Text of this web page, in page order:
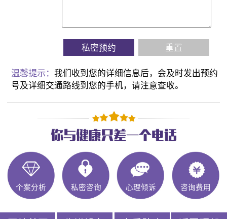
私密预约 重置
温馨提示：我们收到您的详细信息后，会及时发出预约
号及详细交通路线到您的手机，请注意查收。
个案分析 私密咨询 心理倾诉 咨询费用